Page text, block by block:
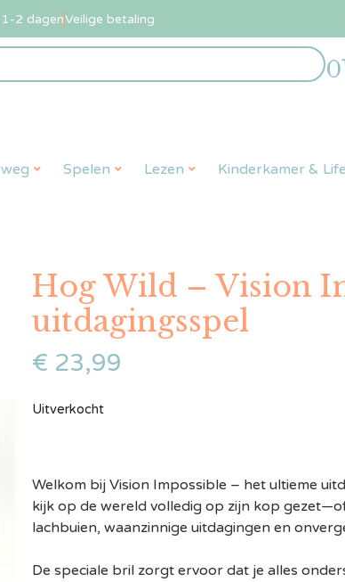
1-2 dagenVeilige betaling
0
Spelen Lezen Kinderkamer &
Hog Wild – Vision
uitdagingsspel
€ 23,99
Uitverkocht
Welkom bij Vision Impossible – het ultieme
kijk op de wereld volledig op zijn kop
lachbuien, waanzinnige uitdagingen en
De speciale bril zorgt ervoor dat je alles